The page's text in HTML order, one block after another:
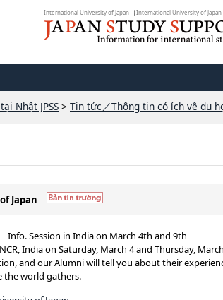
International University of Japan 【International University of Japan
Nhật JPSS > Tin tức／Thông tin có ích về du
Japan
Info. Session in India on March 4th and 9th
India on Saturday, March 4 and Thursday,
and our Alumni will tell you about their
the world gathers.